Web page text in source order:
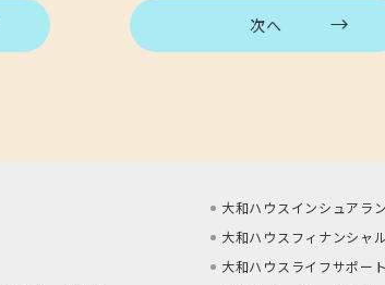
次へ
大和ハウスインシュアラ
大和ハウスフィナンシャル
大和ハウスライフサポート